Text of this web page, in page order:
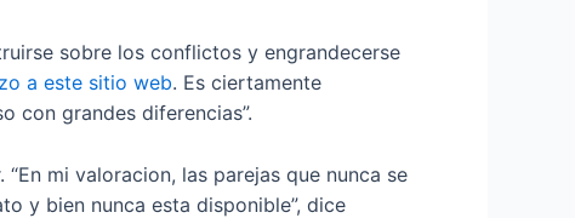
sobre los conflictos y engrandecerse
a este sitio web. Es ciertamente
con grandes diferencias”.
mi valoracion, las parejas que nunca se
y bien nunca esta disponible”, dice